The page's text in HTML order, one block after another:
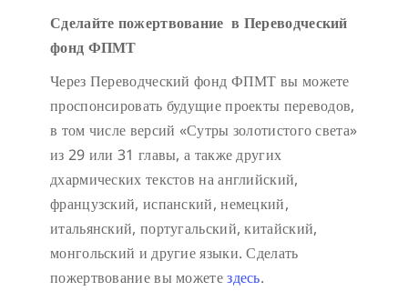
Сделайте пожертвование в Переводческий
фонд ФПМТ
Через Переводческий фонд ФПМТ вы можете
проспонсировать будущие проекты переводов,
в том числе версий «Сутры золотистого света»
из 29 или 31 главы, а также других
дхармических текстов на английский,
французский, испанский, немецкий,
итальянский, португальский, китайский,
монгольский и другие языки. Сделать
пожертвование вы можетездесь.